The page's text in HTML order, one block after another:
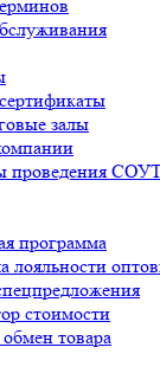
залы
проведения
программа
лояльности
стоимости
товара